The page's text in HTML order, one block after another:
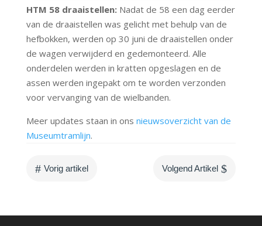
HTM 58 draaistellen:Nadat de 58 een dag eerder
van de draaistellen was gelicht met behulp van de
hefbokken, werden op 30 juni de draaistellen onder
de wagen verwijderd en gedemonteerd. Alle
onderdelen werden in kratten opgeslagen en de
assen werden ingepakt om te worden verzonden
voor vervanging van de wielbanden.
Meer updates staan in ons nieuwsoverzicht van de
Museumtramlijn.
# Vorig artikel Volgend Artikel $